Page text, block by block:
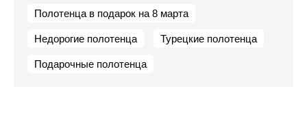
Полотенца в подарок на 8 марта
Недорогие полотенца Турецкие полотенца
Подарочные полотенца